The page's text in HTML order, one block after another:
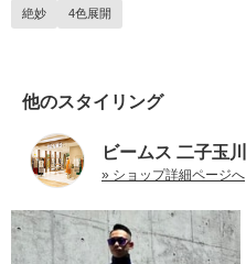
絶妙 4色展開
他のスタイリング
ビームス 二子玉川
» ショップ詳細ページへ